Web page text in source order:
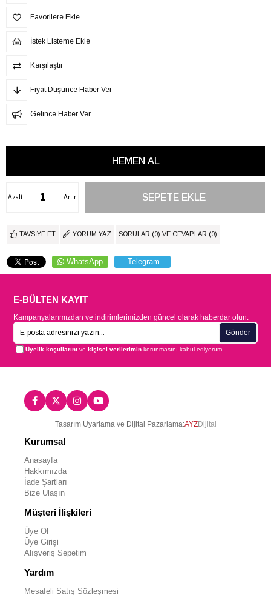
Favorilere Ekle
İstek Listeme Ekle
Karşılaştır
Fiyat Düşünce Haber Ver
Gelince Haber Ver
Artır
Azalt
TAVSIYE ET YORUM YAZ SORULAR (0) VE CEVAPLAR (0)
WhatsApp Telegram
E-BÜLTEN KAYIT
Kampanyalarımızdan ve indirimlerimizden güncel olarak haberdar olun.
Gönder
Üyelik koşullarını vekişisel verilerimin korunmasını kabul ediyorum.
Tasarım Uyarlama ve Dijital Pazarlama:AYZDijital
Kurumsal
Anasayfa
Hakkımızda
İade Şartları
Bize Ulaşın
Müşteri İlişkileri
Üye Ol
Üye Girişi
Alışveriş Sepetim
Yardım
Mesafeli Satış Sözleşmesi